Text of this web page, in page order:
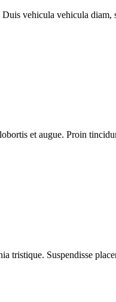
vehicula vehicula
et augue. Proin
tristique. Suspendisse